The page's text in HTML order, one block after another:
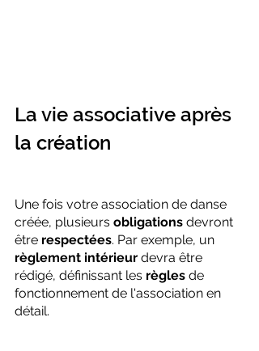
La vie associative après
la création
Une fois votre association de danse
créée, plusieurs obligations devront
être respectées. Par exemple, un
règlement intérieur devra être
rédigé, définissant les règles de
fonctionnement de l'association en
détail.